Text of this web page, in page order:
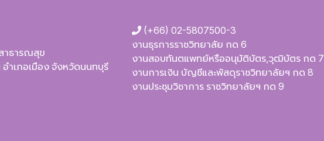
าธารณสุข
อำเภอเมือง จังหวัดนนทบุรี
(+66) 02-5807500-3
งานธุรการราชวิทยาลัย กด 6
งานสอบทันตแพทย์หรืออนุมัติบัตร,วุฒิบัตร กด 7
งานการเงิน บัญชีและพัสดุราชวิทยาลัยฯ กด 8
งานประชุมวิชาการ ราชวิทยาลัยฯ กด 9